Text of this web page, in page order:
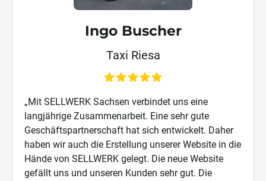
Ingo Buscher
Taxi Riesa
„Mit SELLWERK Sachsen verbindet uns eine
langjährige Zusammenarbeit. Eine sehr gute
Geschäftspartnerschaft hat sich entwickelt. Daher
haben wir auch die Erstellung unserer Website in die
Hände von SELLWERK gelegt. Die neue Website
gefällt uns und unseren Kunden sehr gut. Die